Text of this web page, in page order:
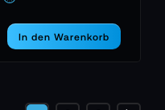
In den Warenkorb